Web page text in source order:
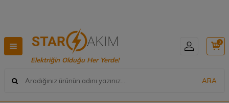
Elektriğin Olduğu Her Yerde!
ARA
0